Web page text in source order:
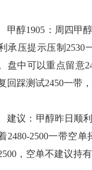
醇1905：周四甲醇
承压提示压制2530
盘中可以重点留意
回踩测试2450一带
议：甲醇昨日顺利
2480-2500一带空
，空单不建议持